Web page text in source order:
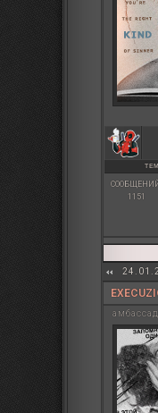
СООБЩЕНИЙ:
1151